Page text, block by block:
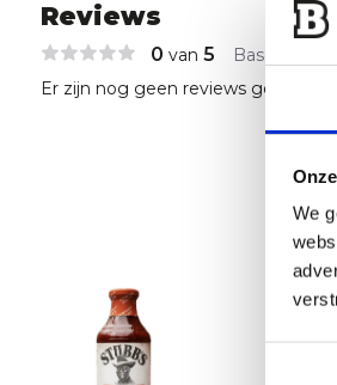
We
Reviews
0 van 5 Based on 0
Er zijn nog geen reviews